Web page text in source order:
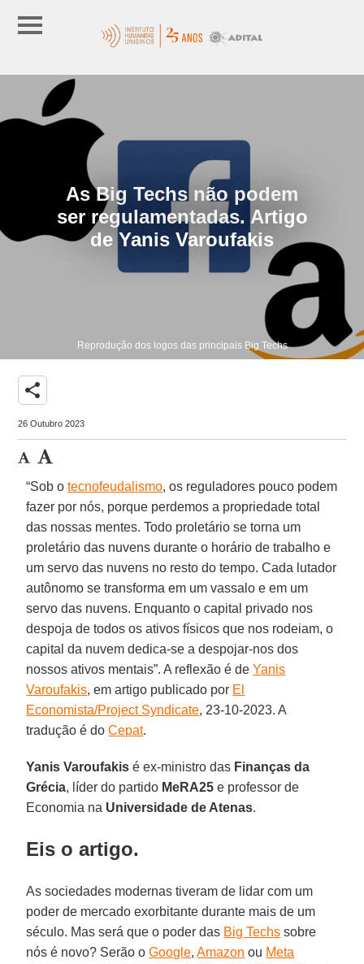
As Big Techs não podem
ser regulamentadas. Artigo
de Yanis Varoufakis
Reprodução dos logos das principais Big Techs
share
26 Outubro 2023
“Sob otecnofeudalismo, os reguladores pouco podem
fazer por nós, porque perdemos a propriedade total
das nossas mentes. Todo proletário se torna um
proletário das nuvens durante o horário de trabalho e
um servo das nuvens no resto do tempo. Cada lutador
autônomo se transforma em um vassalo e em um
servo das nuvens. Enquanto o capital privado nos
despoja de todos os ativos físicos que nos rodeiam, o
capital da nuvem dedica-se a despojar-nos dos
nossos ativos mentais”. A reflexão é deYanis
Varoufakis, em artigo publicado por El
Economista/Project Syndicate, 23-10-2023. A
tradução é doCepat.
Yanis Varoufakis é ex-ministro das Finanças da
Grécia, líder do partido MeRA25 e professor de
Economia na Universidade de Atenas.
Eis o artigo.
As sociedades modernas tiveram de lidar com um
poder de mercado exorbitante durante mais de um
século. Mas será que o poder das Big Techs sobre
nós é novo? Serão oGoogle,Amazon ou Meta